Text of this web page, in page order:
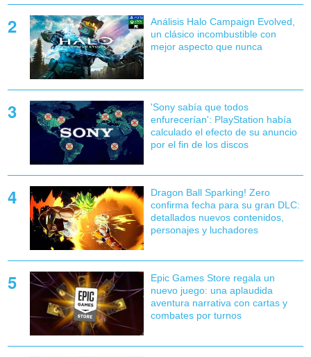
Análisis Halo Campaign Evolved,
un clásico incombustible con
mejor aspecto que nunca
'Sony sabía que todos
enfurecerían': PlayStation había
calculado el efecto de su anuncio
por el fin de los discos
Dragon Ball Sparking! Zero
confirma fecha para su gran DLC:
detallados nuevos contenidos,
personajes y luchadores
Epic Games Store regala un
nuevo juego: una aplaudida
aventura narrativa con cartas y
combates por turnos